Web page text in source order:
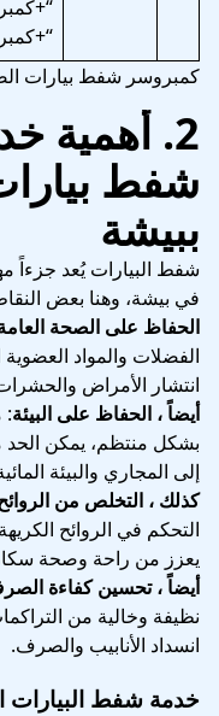
كمبروسر شفط بيارات
2. أهمية
شفط
ببيشة
شفط البيارات يُعد جزءاً
في بيشة، وهنا بعض
الحفاظ على الصحة
الفضلات والمواد
انتشار الأمراض
أيضاً ، الحفاظ على البيئة:
بشكل منتظم، يمكن الحد
إلى المجاري والبيئة
كذلك ، التخلص من
التحكم في الروائح
يعزز من راحة وصحة
أيضاً ، تحسين كفاءة
نظيفة وخالية من
انسداد الأنابيب والصرف.
خدمة شفط البيارات